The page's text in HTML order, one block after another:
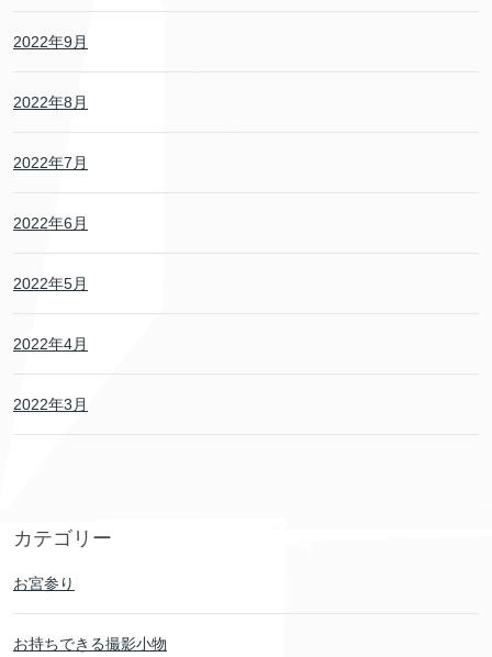
2022年9月
2022年8月
2022年7月
2022年6月
2022年5月
2022年4月
2022年3月
カテゴリー
お宮参り
お持ちできる撮影小物